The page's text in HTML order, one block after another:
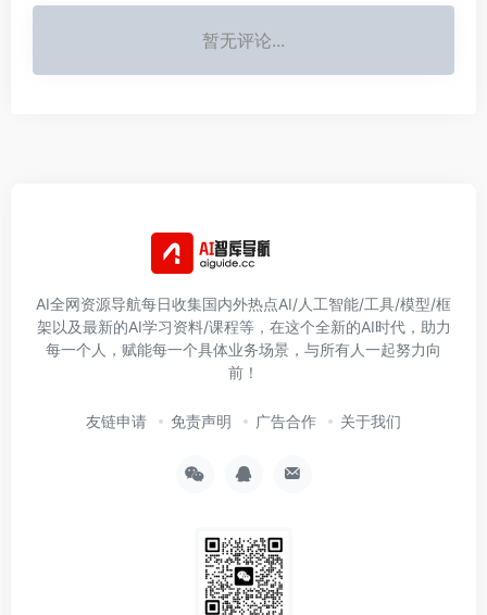
暂无评论...
AI全网资源导航每日收集国内外热点AI/人工智能/工具/模型/框
架以及最新的AI学习资料/课程等，在这个全新的AI时代，助力
每一个人，赋能每一个具体业务场景，与所有人一起努力向
前！
友链申请 免责声明 广告合作 关于我们